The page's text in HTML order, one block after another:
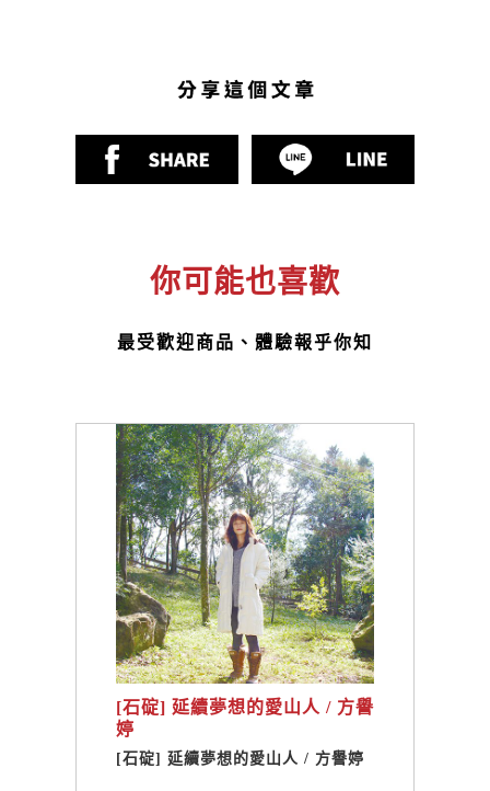
你可能也喜歡
最受歡迎商品、體驗報乎你知
[石碇] 延續夢想的愛山人 / 方譽
婷
[石碇] 延續夢想的愛山人 / 方譽婷